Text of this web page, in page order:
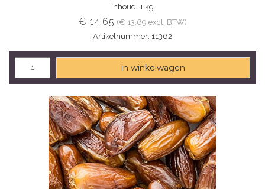
Inhoud: 1 kg
€ 14,65 (€ 13,69 excl. BTW)
Artikelnummer: 11362
in winkelwagen